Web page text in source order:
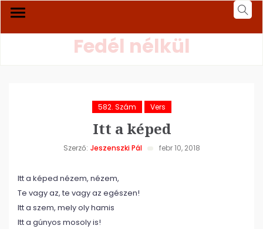
Fedél nélkül
582. Szám Vers
Itt a képed
Szerző: Jeszenszki Pál febr 10, 2018
Itt a képed nézem, nézem,
Te vagy az, te vagy az egészen!
Itt a szem, mely oly hamis
Itt a gúnyos mosoly is!